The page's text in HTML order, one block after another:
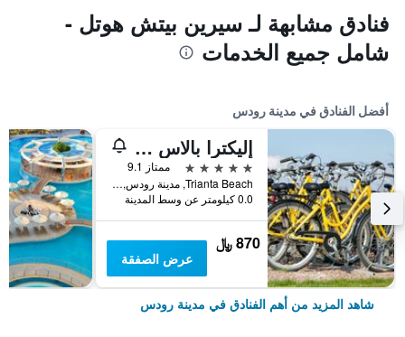
فنادق مشابهة لـ سيرين بيتش هوتل -
شامل جميع الخدمات
أفضل الفنادق في مدينة رودس
إليكترا بالاس رودز - منتجع مميز بسعر يشمل جميع الخدمات
5 نجوم
ممتاز 9.1
Trianta Beach, مدينة رودس, اليونان
0.0 كيلومتر عن وسط المدينة
870 ﷼
عرض الصفقة
شاهد المزيد من أهم الفنادق في مدينة رودس